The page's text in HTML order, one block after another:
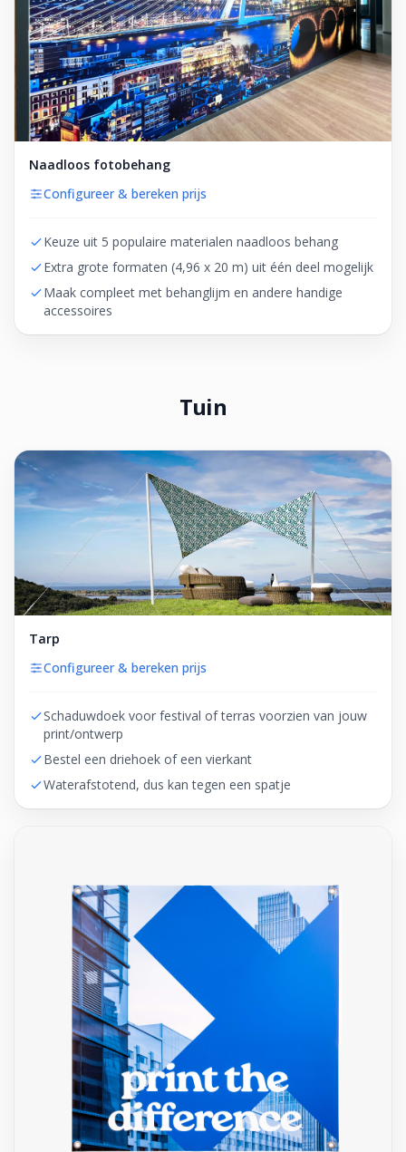
Naadloos fotobehang
Configureer & bereken prijs
Keuze uit 5 populaire materialen naadloos behang
Extra grote formaten (4,96 x 20 m) uit één deel mogelijk
Maak compleet met behanglijm en andere handige
accessoires
Tuin
Tarp
Configureer & bereken prijs
Schaduwdoek voor festival of terras voorzien van jouw
print/ontwerp
Bestel een driehoek of een vierkant
Waterafstotend, dus kan tegen een spatje